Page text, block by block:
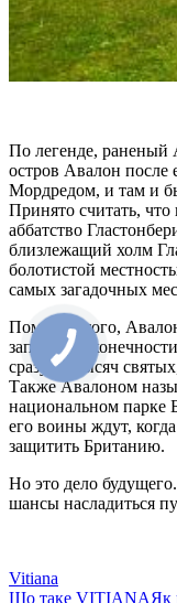
По легенде, раненый
остров Авалон после
Мордредом, и там и
Принято считать,
аббатство
близлежащий холм
болотистой
самых загадочных
Помимо этого,
западной
сразу 20 тысяч
Также Авалоном
национальном парке
его воины ждут,
защитить Британию.
Но это дело
шансы насладиться
Vitiana
Що таке VITIANAЯк